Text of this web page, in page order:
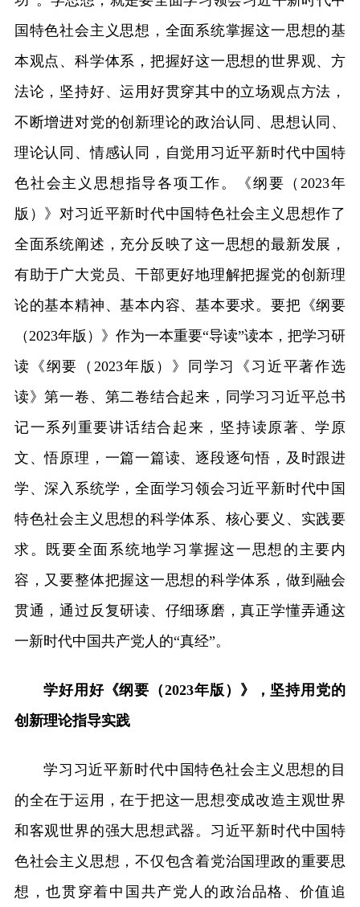
国特色社会主义思想，全面系统掌握这一思想的基
本观点、科学体系，把握好这一思想的世界观、方
法论，坚持好、运用好贯穿其中的立场观点方法，
不断增进对党的创新理论的政治认同、思想认同、
理论认同、情感认同，自觉用习近平新时代中国特
色社会主义思想指导各项工作。《纲要（2023年
版）》对习近平新时代中国特色社会主义思想作了
全面系统阐述，充分反映了这一思想的最新发展，
有助于广大党员、干部更好地理解把握党的创新理
论的基本精神、基本内容、基本要求。要把《纲要
（2023年版）》作为一本重要“导读”读本，把学习研
读《纲要（2023年版）》同学习《习近平著作选
读》第一卷、第二卷结合起来，同学习习近平总书
记一系列重要讲话结合起来，坚持读原著、学原
文、悟原理，一篇一篇读、逐段逐句悟，及时跟进
学、深入系统学，全面学习领会习近平新时代中国
特色社会主义思想的科学体系、核心要义、实践要
求。既要全面系统地学习掌握这一思想的主要内
容，又要整体把握这一思想的科学体系，做到融会
贯通，通过反复研读、仔细琢磨，真正学懂弄通这
一新时代中国共产党人的“真经”。
学好用好《纲要（2023年版）》，坚持用党的
创新理论指导实践
学习习近平新时代中国特色社会主义思想的目
的全在于运用，在于把这一思想变成改造主观世界
和客观世界的强大思想武器。习近平新时代中国特
色社会主义思想，不仅包含着党治国理政的重要思
想，也贯穿着中国共产党人的政治品格、价值追